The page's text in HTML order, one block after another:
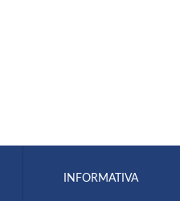
INFORMATIVA